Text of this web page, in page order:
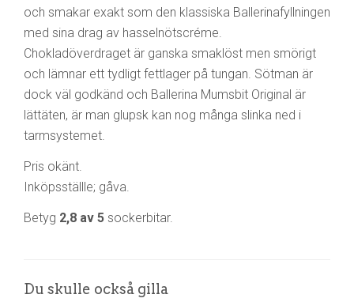
och smakar exakt som den klassiska Ballerinafyllningen
med sina drag av hasselnötscréme.
Chokladöverdraget är ganska smaklöst men smörigt
och lämnar ett tydligt fettlager på tungan. Sötman är
dock väl godkänd och Ballerina Mumsbit Original är
lättäten, är man glupsk kan nog många slinka ned i
tarmsystemet.
Pris okänt.
Inköpsställle; gåva.
Betyg 2,8 av 5 sockerbitar.
Du skulle också gilla